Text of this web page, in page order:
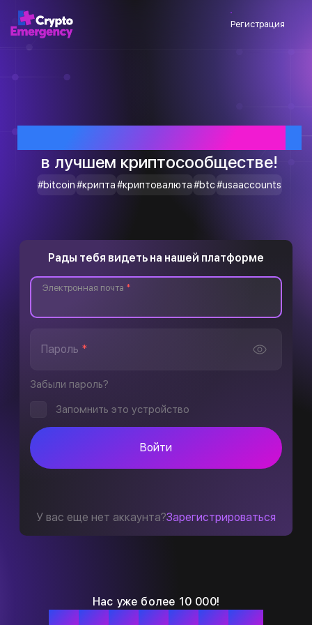
Регистрация
в лучшем криптосообществе!
#bitcoin#крипта#криптовалюта#btc#usaaccounts
Нас уже более 10 000!
Рады тебя видеть на нашей платформе
Электронная почта *
Пароль *
Забыли пароль?
Запомнить это устройство
Войти
У вас еще нет аккаунта?Зарегистрироваться